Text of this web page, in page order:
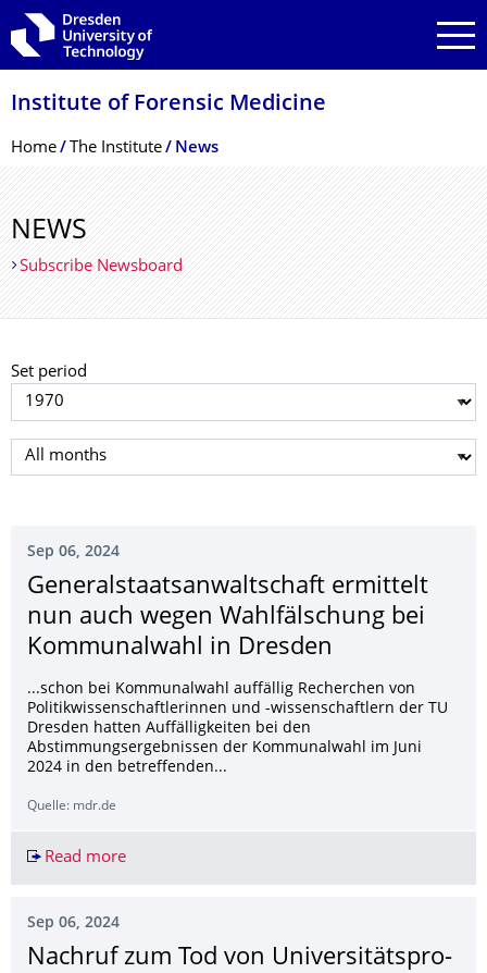
Skip to main navigation
Skip to search
Skip to content
Institute of Forensic Medicine
Breadcrumb Menu
Home The Institute News
NEWS
Subscribe Newsboard
Set period
Select year
Select month
Sep 06, 2024
Generalstaatsan­waltschaft ermittelt
nun auch wegen Wahlfälschung bei
Kommunalwahl in Dresden
...schon bei Kommunalwahl auffällig Recherchen von
Politikwissenschaftlerinnen und -wissenschaftlern der TU
Dresden hatten Auffälligkeiten bei den
Abstimmungsergebnissen der Kommunalwahl im Juni
2024 in den betreffenden...
Quelle: mdr.de
Read moreGeneralstaatsanwaltschaft ermittelt nun auch
Sep 06, 2024
Nachruf zum Tod von Universitätspro­